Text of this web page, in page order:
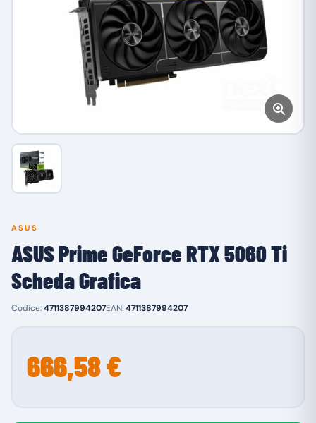
ASUS
ASUS Prime GeForce RTX 5060 Ti
Scheda Grafica
Codice:4711387994207EAN:4711387994207
666,58 €